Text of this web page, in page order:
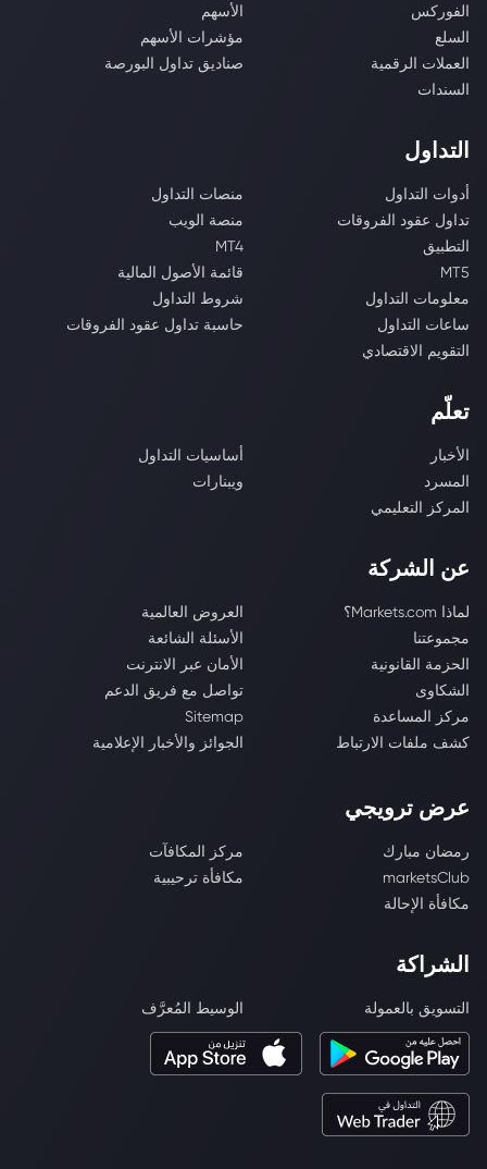
الفوركس
الأسهم
السلع
مؤشرات الأسهم
العملات الرقمية
صناديق تداول البورصة
السندات
التداول
أدوات التداول
منصات التداول
تداول عقود الفروقات
منصة الويب
التطبيق
MT4
MT5
قائمة الأصول المالية
معلومات التداول
شروط التداول
ساعات التداول
حاسبة تداول عقود الفروقات
التقويم الاقتصادي
تعلّم
الأخبار
أساسيات التداول
المسرد
ويبنارات
المركز التعليمي
عن الشركة
لماذا Markets.com؟
العروض العالمية
مجموعتنا
الأسئلة الشائعة
الحزمة القانونية
الأمان عبر الانترنت
الشكاوى
تواصل مع فريق الدعم
مركز المساعدة
Sitemap
كشف ملفات الارتباط
الجوائز والأخبار الإعلامية
عرض ترويجي
رمضان مبارك
مركز المكافآت
marketsClub
مكافأة ترحيبية
مكافأة الإحالة
الشراكة
التسويق بالعمولة الوسيط المُعرَّف